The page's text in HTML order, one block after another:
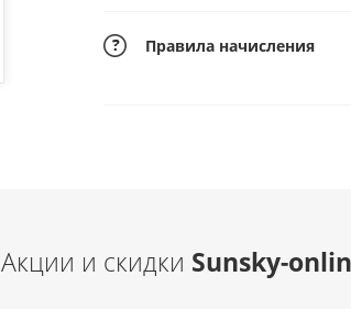
Правила начисления
Акции и скидки Sunsky-